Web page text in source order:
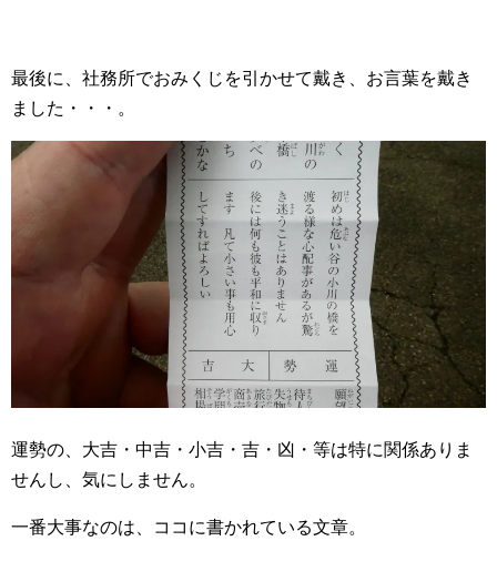
最後に、社務所でおみくじを引かせて戴き、お言葉を戴き
ました・・・。
運勢の、大吉・中吉・小吉・吉・凶・等は特に関係ありま
せんし、気にしません。
一番大事なのは、ココに書かれている文章。